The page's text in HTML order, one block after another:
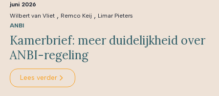
juni 2026
Wilbert van Vliet , Remco Keij , Limar Pieters
ANBI
Kamerbrief: meer duidelijkheid over
ANBI-regeling
Lees verder